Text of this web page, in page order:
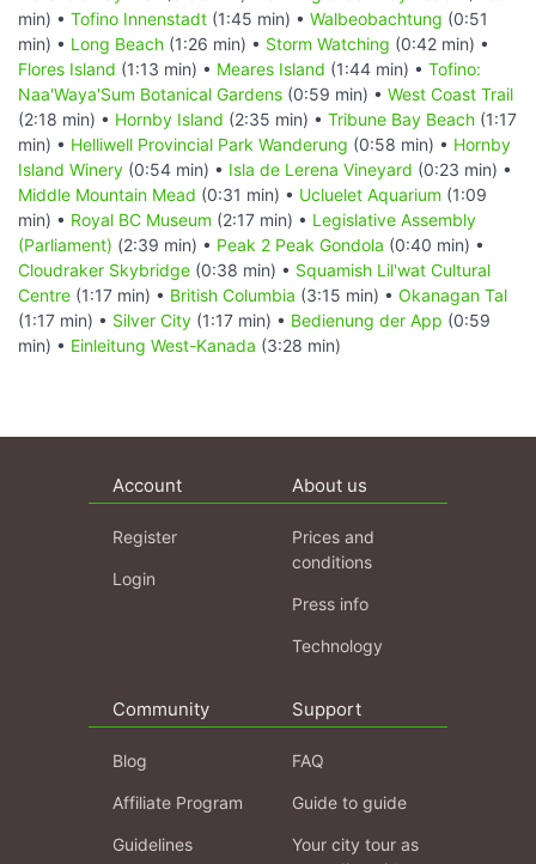
min) • Tofino Innenstadt (1:45 min) • Walbeobachtung (0:51
min) • Long Beach (1:26 min) • Storm Watching (0:42 min) •
Flores Island (1:13 min) • Meares Island (1:44 min) • Tofino:
Naa'Waya'Sum Botanical Gardens (0:59 min) • West Coast Trail
(2:18 min) • Hornby Island (2:35 min) • Tribune Bay Beach (1:17
min) • Helliwell Provincial Park Wanderung (0:58 min) • Hornby
Island Winery (0:54 min) • Isla de Lerena Vineyard (0:23 min) •
Middle Mountain Mead (0:31 min) • Ucluelet Aquarium (1:09
min) • Royal BC Museum (2:17 min) • Legislative Assembly
(Parliament) (2:39 min) • Peak 2 Peak Gondola (0:40 min) •
Cloudraker Skybridge (0:38 min) • Squamish Lil'wat Cultural
Centre (1:17 min) • British Columbia (3:15 min) • Okanagan Tal
(1:17 min) • Silver City (1:17 min) • Bedienung der App (0:59
min) • Einleitung West-Kanada (3:28 min)
Account
Register
Login
About us
Prices and
conditions
Press info
Technology
Community
Blog
Affiliate Program
Guidelines
Support
FAQ
Guide to guide
Your city tour as